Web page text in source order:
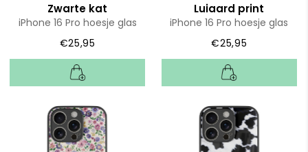
Zwarte kat
iPhone 16 Pro hoesje glas
€25,95
Luiaard print
iPhone 16 Pro hoesje glas
€25,95